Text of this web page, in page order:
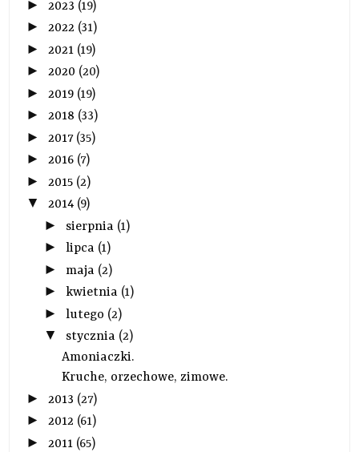
► 2023 (19)
►2022 (31)
► 2021 (19)
►2020 (20)
► 2019 (19)
►2018 (33)
► 2017 (35)
►2016 (7)
► 2015 (2)
▼2014 (9)
► sierpnia (1)
► lipca (1)
► maja (2)
► kwietnia (1)
► lutego (2)
▼ stycznia (2)
Amoniaczki.
Kruche, orzechowe, zimowe.
► 2013 (27)
►2012 (61)
► 2011 (65)